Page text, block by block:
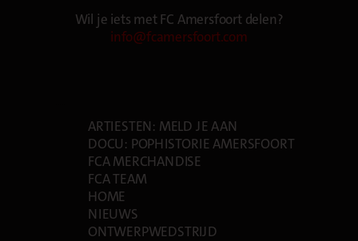
Wil je iets met FC Amersfoort delen?
info@fcamersfoort.com
ARTIESTEN: MELD JE AAN
DOCU: POPHISTORIE AMERSFOORT
FCA MERCHANDISE
FCA TEAM
HOME
NIEUWS
ONTWERPWEDSTRIJD